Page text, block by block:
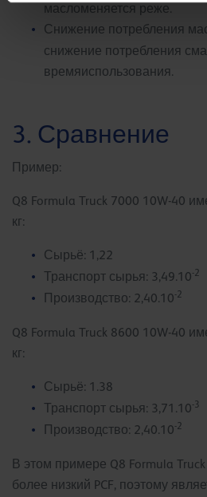
масломеняется реже.
Снижение потребления
снижение потребления
времяиспользования.
3. Сравнение
Пример:
Q8 Formula Truck 7000 10W-40
кг:
Сырьё: 1,22
Транспорт сырья: 3,49.10-2
Производство: 2,40.10-2
Q8 Formula Truck 8600 10W-40
кг:
Сырьё: 1.38
Транспорт сырья: 3,71.10-3
Производство: 2,40.10-2
В этом примере Q8 Formula
более низкий PCF, поэтому